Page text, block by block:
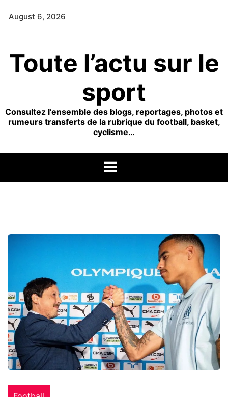
August 6, 2026
Toute l’actu sur le
sport
Consultez l’ensemble des blogs, reportages, photos et
rumeurs transferts de la rubrique du football, basket,
cyclisme…